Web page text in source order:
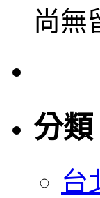
尚無
分類
台